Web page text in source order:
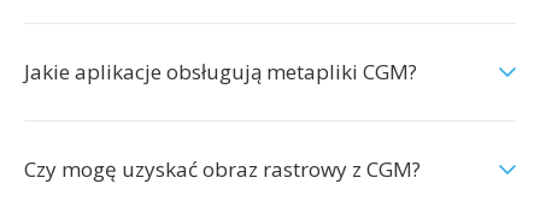
Jakie aplikacje obsługują metapliki CGM?
Czy mogę uzyskać obraz rastrowy z CGM?